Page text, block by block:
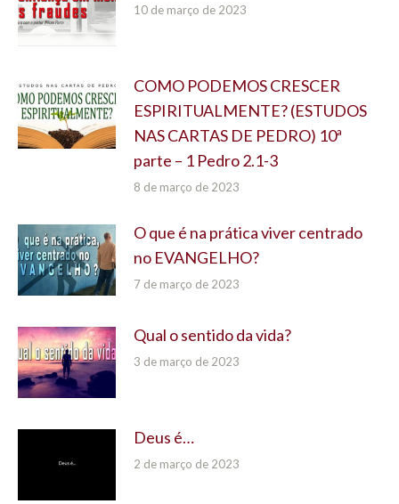
10 de março de 2023
COMO PODEMOS CRESCER
ESPIRITUALMENTE? (ESTUDOS
NAS CARTAS DE PEDRO) 10ª
parte – 1 Pedro 2.1-3
8 de março de 2023
O que é na prática viver centrado
no EVANGELHO?
7 de março de 2023
Qual o sentido da vida?
3 de março de 2023
Deus é…
2 de março de 2023